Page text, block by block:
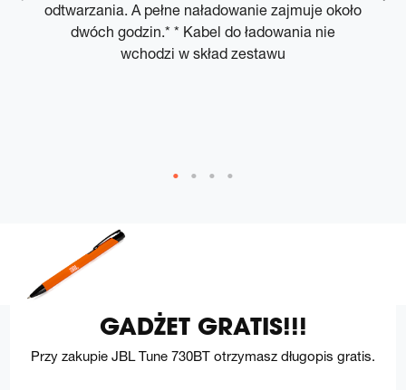
odtwarzania. A pełne naładowanie zajmuje około
dwóch godzin.* * Kabel do ładowania nie
wchodzi w skład zestawu
GADŻET GRATIS!!!
Przy zakupie JBL Tune 730BT otrzymasz długopis gratis.